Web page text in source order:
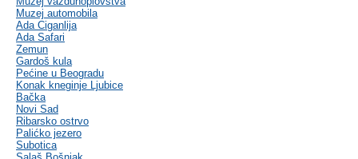
Muzej automobila
Ada Ciganlija
Ada Safari
Zemun
Gardoš kula
Pećine u Beogradu
Konak kneginje Ljubice
Bačka
Novi Sad
Ribarsko ostrvo
Palićko jezero
Subotica